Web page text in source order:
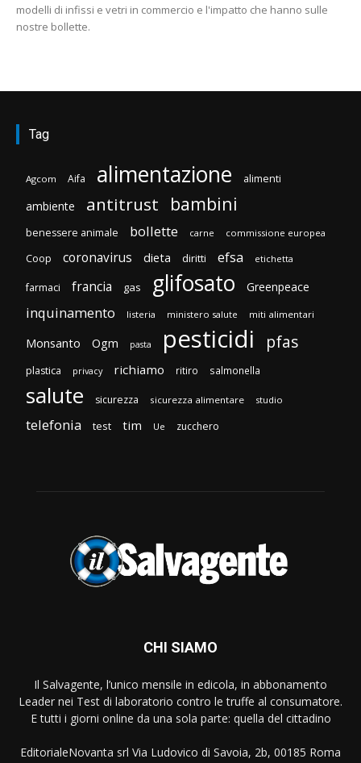
modelli di infissi e vetri in commercio e l'impatto che hanno sulle
nostre bollette.
Tag
Agcom Aifa alimentazione alimenti
ambiente antitrust bambini
benessere animale bollette carne commissione europea
Coop coronavirus dieta diritti efsa etichetta
farmaci francia gas glifosato Greenpeace
inquinamento listeria ministero salute miti alimentari
Monsanto Ogm pasta pesticidi pfas
plastica privacy richiamo ritiro salmonella
salute sicurezza sicurezza alimentare studio
telefonia test tim Ue zucchero
CHI SIAMO
Il Salvagente, l’unico mensile in edicola, in abbonamento
Leader nei Test di laboratorio contro le truffe al consumatore.
E tutti i giorni online da una sola parte: quella del cittadino
EditorialeNovanta srl Via Ludovico di Savoia, 2b, 00185 Roma